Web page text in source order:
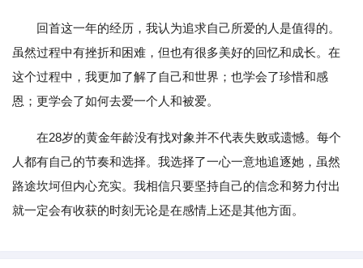
回首这一年的经历，我认为追求自己所爱的人是值得的。
虽然过程中有挫折和困难，但也有很多美好的回忆和成长。在
这个过程中，我更加了解了自己和世界；也学会了珍惜和感
恩；更学会了如何去爱一个人和被爱。
在28岁的黄金年龄没有找对象并不代表失败或遗憾。每个
人都有自己的节奏和选择。我选择了一心一意地追逐她，虽然
路途坎坷但内心充实。我相信只要坚持自己的信念和努力付出
就一定会有收获的时刻无论是在感情上还是其他方面。